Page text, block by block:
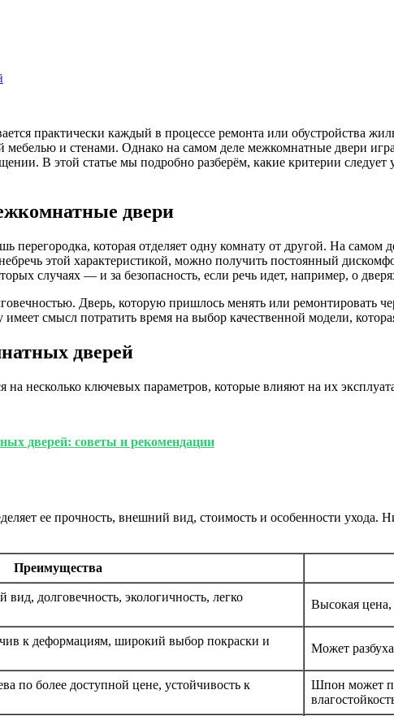
практически каждый в процессе ремонта или обустройства
мебелью и стенами. Однако на самом деле межкомнатные двери
В этой статье мы подробно разберём, какие критерии
двери
которая отделяет одну комнату от другой. На самом
этой характеристикой, можно получить постоянный
случаях — и за безопасность, если речь идет, например, о
Дверь, которую пришлось менять или ремонтировать
смысл потратить время на выбор качественной модели,
дверей
на несколько ключевых параметров, которые влияют на их
дверей: советы и рекомендации
ее прочность, внешний вид, стоимость и особенности
Преимущества
долговечность, экологичность, легко
Высокая цена,
к деформациям, широкий выбор покраски и
Может
по более доступной цене, устойчивость к
Шпон может